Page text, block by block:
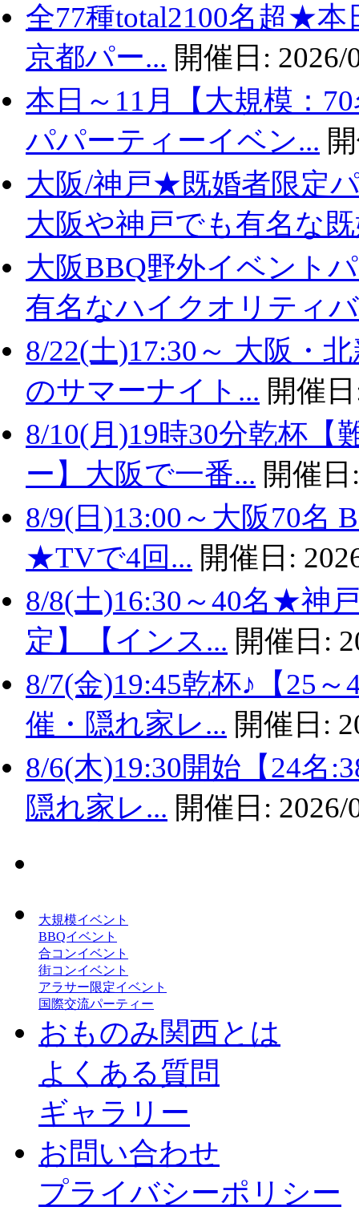
全77種total2100名超★本
京都パー... 開催日: 2026/
本日～11月【大規模：
パパーティーイベン...
大阪/神戸★既婚者限定
大阪や神戸でも有名な
大阪BBQ野外イベント
有名なハイクオリティ
8/22(土)17:30～ 大阪・
のサマーナイト... 開催
8/10(月)19時30分乾杯【
ー】大阪で一番... 開催
8/9(日)13:00～大阪70名
★TVで4回... 開催日:
8/8(土)16:30～40名★神
定】【インス... 開催日:
8/7(金)19:45乾杯♪【25
催・隠れ家レ... 開催日:
8/6(木)19:30開始【24名
隠れ家レ... 開催日: 2026/
大規模イベント
BBQイベント
合コンイベント
街コンイベント
アラサー限定イベント
国際交流パーティー
おものみ関西とは
よくある質問
ギャラリー
お問い合わせ
プライバシーポリシー